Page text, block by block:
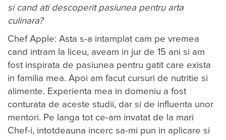
si cand ati descoperit pasiunea pentru arta
culinara?
Chef Apple: Asta s-a intamplat cam pe vremea
cand intram la liceu, aveam in jur de 15 ani si am
fost inspirata de pasiunea pentru gatit care exista
in familia mea. Apoi am facut cursuri de nutritie si
alimente. Experienta mea in domeniu a fost
conturata de aceste studii, dar si de influenta unor
mentori. Pe langa tot ce-am invatat de la mari
Chef-i, intotdeauna incerc sa-mi pun in aplicare si